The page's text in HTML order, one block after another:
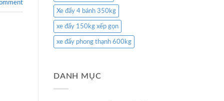
Xe đẩy 4 bánh 350kg
xe đẩy 150kg xếp gọn
xe đẩy phong thạnh 600kg
DANH MỤC